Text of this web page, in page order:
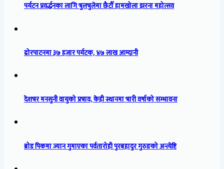
पर्यटन प्रवर्द्धनका लागि भुलभुलेमा छैटौँ हामखोला झरना महोत्सव
ढोरपाटनमा ३७ हजार पर्यटक, ४७ लाख आम्दानी
देशभर मनसुनी वायुको प्रभाव, केही स्थानमा भारी वर्षाको सम्भावना
ब्रोड पिकमा ज्यान गुमाएका पर्वतारोही पुरबहादुर गुरुङको अन्त्येष्टि